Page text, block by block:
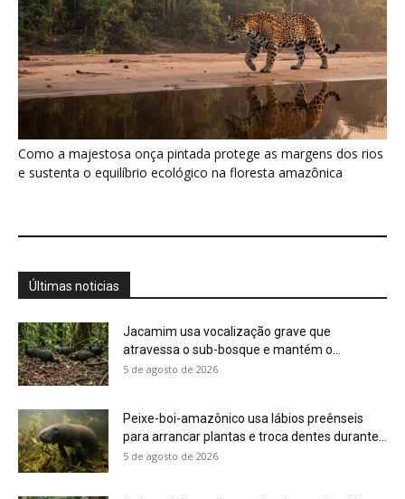
Jacamim usa vocalização grave que
atravessa o sub-bosque e mantém o...
5 de agosto de 2026
Peixe-boi-amazônico usa lábios preênseis
para arrancar plantas e troca dentes durante...
5 de agosto de 2026
Você pode olhar para uma floresta e não
4 de agosto de 2026
4 de agosto de 2026